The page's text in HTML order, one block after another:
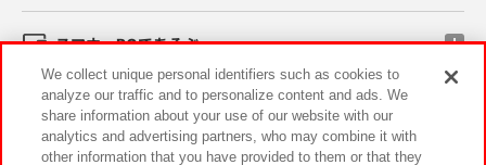
スマホ・PCであそぶ
イベント・キャンペーン
We collect unique personal identifiers such as cookies to
analyze our traffic and to personalize content and ads. We
share information about your use of our website with our
analytics and advertising partners, who may combine it with
other information that you have provided to them or that they